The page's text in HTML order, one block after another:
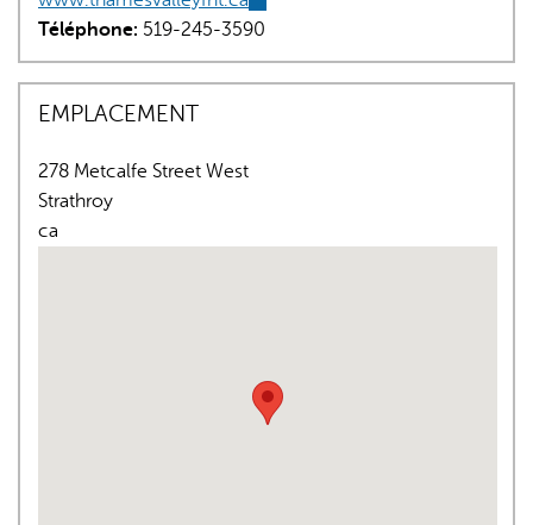
L'IA peut afficher des informations incorrectes, veuillez donc
vérifier toute réponse.
is
external)
Téléphone: 519-245-3590
EMPLACEMENT
278 Metcalfe Street West
Strathroy
ca